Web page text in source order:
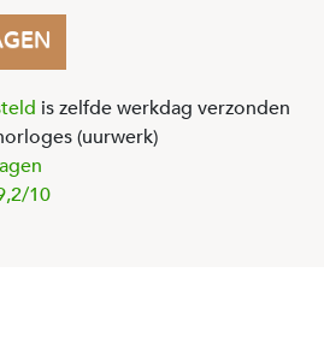
is zelfde werkdag verzonden
(uurwerk)
10